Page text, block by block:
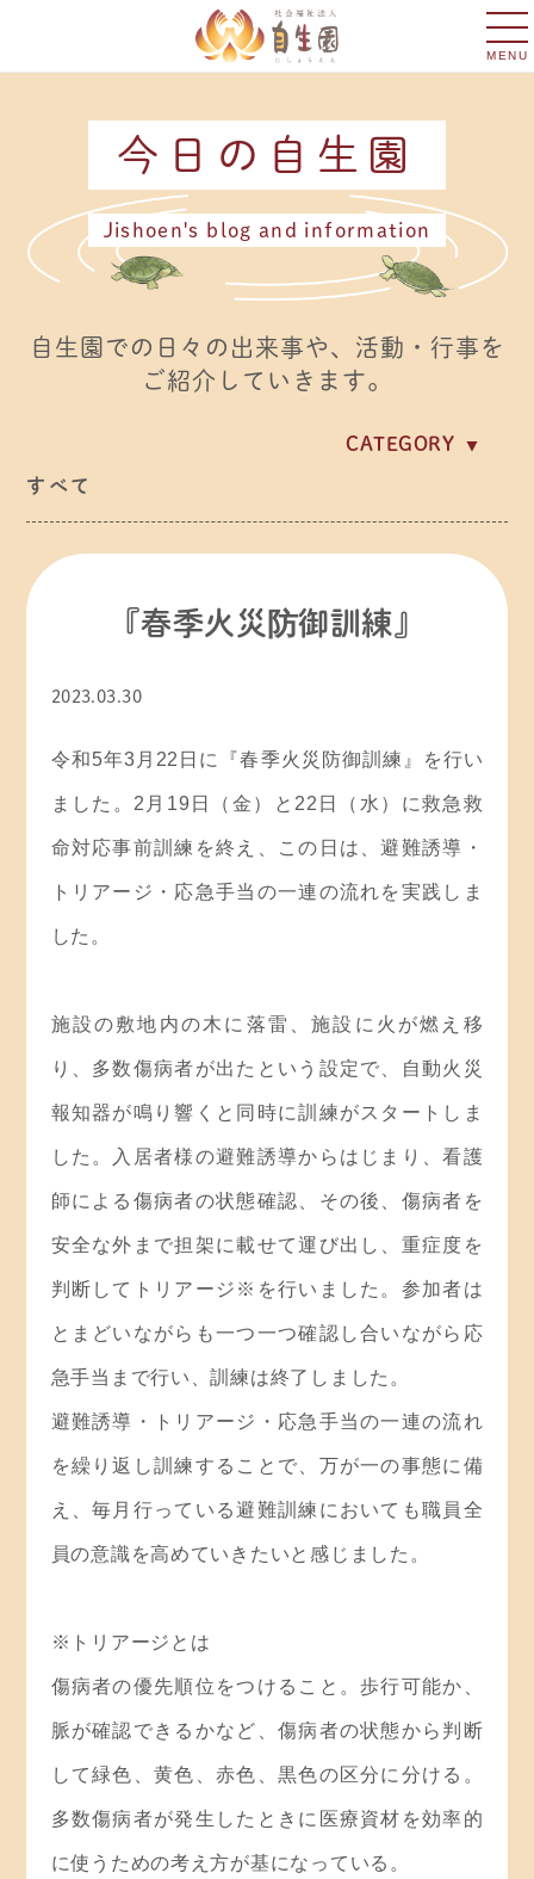
MENU
今日の自生園
Jishoen's blog and information
自生園での日々の出来事や、活動・行事を
ご紹介していきます。
CATEGORY
イベント・行事
その他
今日の自生園
新型コロナウイルス感染情報
社内研修
すべて
『春季火災防御訓練』
2023.03.30
令和5年3月22日に『春季火災防御訓練』を行い
ました。2月19日（金）と22日（水）に救急救
命対応事前訓練を終え、この日は、避難誘導・
トリアージ・応急手当の一連の流れを実践しま
した。
施設の敷地内の木に落雷、施設に火が燃え移
り、多数傷病者が出たという設定で、自動火災
報知器が鳴り響くと同時に訓練がスタートしま
した。入居者様の避難誘導からはじまり、看護
師による傷病者の状態確認、その後、傷病者を
安全な外まで担架に載せて運び出し、重症度を
判断してトリアージ※を行いました。参加者は
とまどいながらも一つ一つ確認し合いながら応
急手当まで行い、訓練は終了しました。
避難誘導・トリアージ・応急手当の一連の流れ
を繰り返し訓練することで、万が一の事態に備
え、毎月行っている避難訓練においても職員全
員の意識を高めていきたいと感じました。
※トリアージとは
傷病者の優先順位をつけること。歩行可能か、
脈が確認できるかなど、傷病者の状態から判断
して緑色、黄色、赤色、黒色の区分に分ける。
多数傷病者が発生したときに医療資材を効率的
に使うための考え方が基になっている。